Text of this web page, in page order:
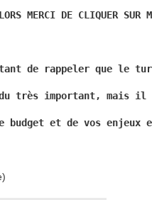
MERCI DE CLIQUER
de rappeler que le
très important, mais il
budget et de vos enjeux